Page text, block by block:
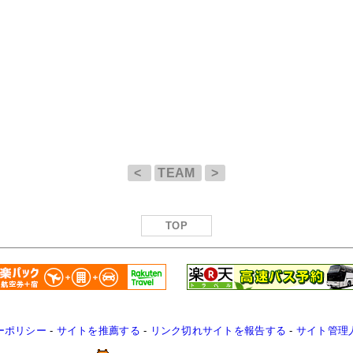
< TEAM >
TOP
ポリシー - サイトを推薦する - リンク切れサイトを報告する - サイト管理